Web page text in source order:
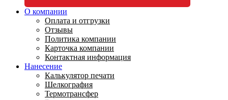
О компании
Оплата и отгрузки
Отзывы
Политика компании
Карточка компании
Контактная информация
Нанесение
Калькулятор печати
Шелкография
Термотрансфер